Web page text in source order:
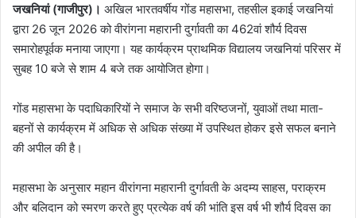
जखनियां (गाजीपुर)। अखिल भारतवर्षीय गोंड महासभा, तहसील इकाई जखनियां
द्वारा 26 जून 2026 को वीरांगना महारानी दुर्गावती का 462वां शौर्य दिवस
समारोहपूर्वक मनाया जाएगा। यह कार्यक्रम प्राथमिक विद्यालय जखनियां परिसर में
सुबह 10 बजे से शाम 4 बजे तक आयोजित होगा।
गोंड महासभा के पदाधिकारियों ने समाज के सभी वरिष्ठजनों, युवाओं तथा माता-
बहनों से कार्यक्रम में अधिक से अधिक संख्या में उपस्थित होकर इसे सफल बनाने
की अपील की है।
महासभा के अनुसार महान वीरांगना महारानी दुर्गावती के अदम्य साहस, पराक्रम
और बलिदान को स्मरण करते हुए प्रत्येक वर्ष की भांति इस वर्ष भी शौर्य दिवस का